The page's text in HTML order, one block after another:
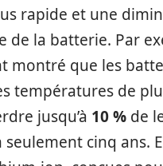
rapide et une
de la batterie. Par
montré que les
températures de
jusqu’à 10 % de
cinq ans.